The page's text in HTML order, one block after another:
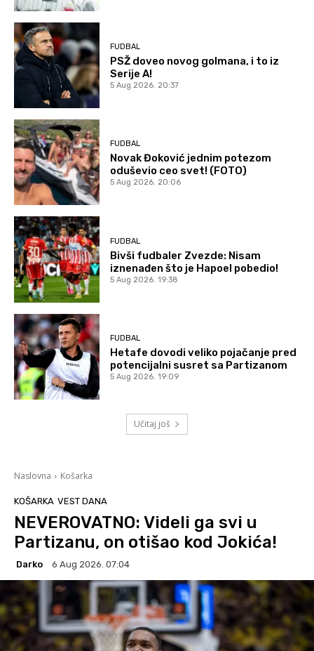
FUDBAL
PSŽ doveo novog golmana, i to iz
Serije A!
5 Aug 2026. 20:37
FUDBAL
Novak Đoković jednim potezom
oduševio ceo svet! (FOTO)
5 Aug 2026. 20:06
FUDBAL
Bivši fudbaler Zvezde: Nisam
iznenađen što je Hapoel pobedio!
5 Aug 2026. 19:38
FUDBAL
Hetafe dovodi veliko pojačanje pred
potencijalni susret sa Partizanom
5 Aug 2026. 19:09
Učitaj još